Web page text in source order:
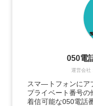
運営会社
050電
スマ―トフォンにア
プライベート番号の
着信可能な050電話